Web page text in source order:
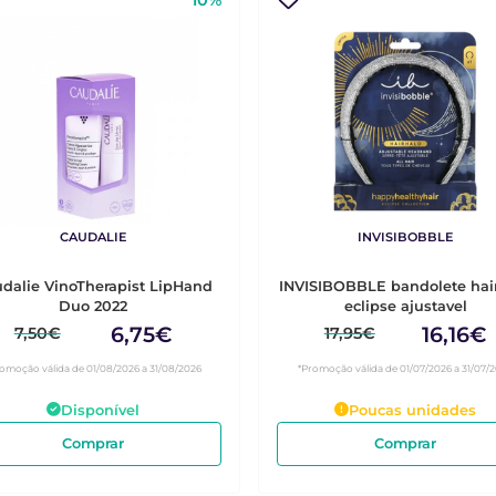
CAUDALIE
VinoTherapist LipHand
Duo 2022
7,50€ 6,75€
válida de 01/08/2026 a 31/08/2026
Disponível
Comprar
INVISIBOBBLE
INVISIBOBBLE bandolete
eclipse ajustavel
17,95€ 16,16€
*Promoção válida de 01/07/2026 a 31/07/
Poucas unidades
Comprar